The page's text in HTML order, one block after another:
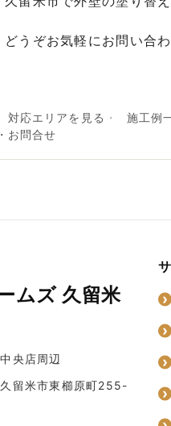
どうぞお気軽にお問い合
対応エリアを見る 施工例
お問合せ
ムズ 久留米
央店周辺
留米市東櫛原町255-